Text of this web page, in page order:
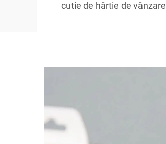
cutie de hârtie de vânzare